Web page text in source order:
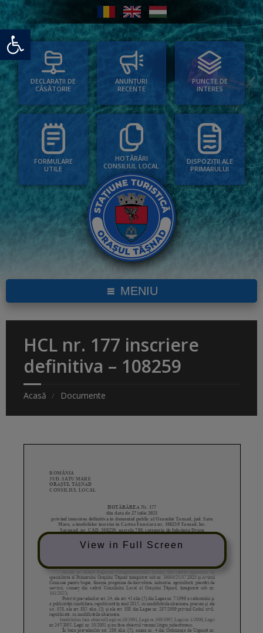
Deschide bara de unelte
DECLARAȚII DE
CĂSĂTORIE
ANUNȚURI
RECENTE
PUNCTE DE
INTERES
FORMULARE
UTILE
HOTĂRÂRI
CONSILIUL LOCAL
DISPOZIȚII ALE
PRIMARULUI
MENIU
HCL nr. 177 inscriere
definitiva – 108259
Acasă Documente
View in Full Screen